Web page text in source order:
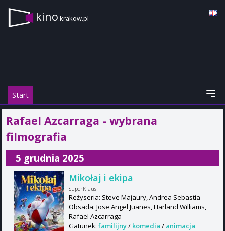
kino.krakow.pl
Start
Rafael Azcarraga - wybrana
filmografia
5 grudnia 2025
Mikołaj i ekipa
SuperKlaus
Reżyseria: Steve Majaury, Andrea Sebastia
Obsada: Jose Angel Juanes, Harland Williams,
Rafael Azcarraga
Gatunek: familijny/ komedia / animacja